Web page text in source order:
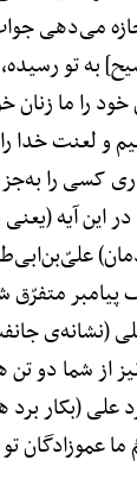
می‌دهی
به تو
را ما
و لعنت خدا
کسی را
در این آیه
پیامبر
شما دو
(بکار برد
ما